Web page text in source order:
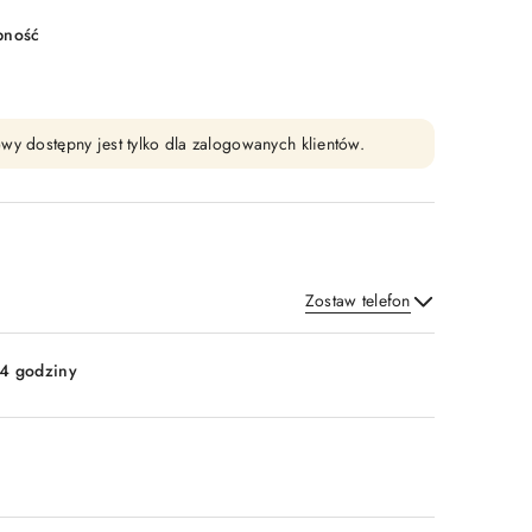
dostępny jest tylko dla zalogowanych klientów.
Zostaw telefon
Wyślij
godziny